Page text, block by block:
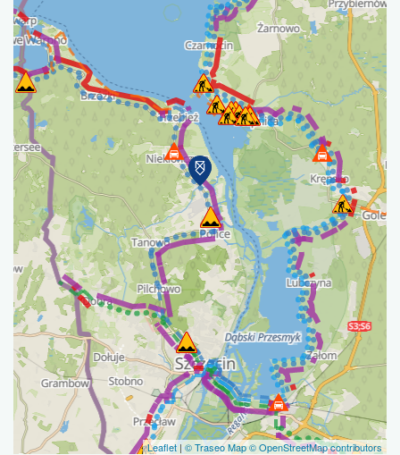
Leaflet|© Traseo Map© OpenStreetMap contributors